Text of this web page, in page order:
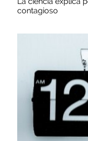
contagioso